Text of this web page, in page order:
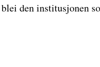
den institusjonen